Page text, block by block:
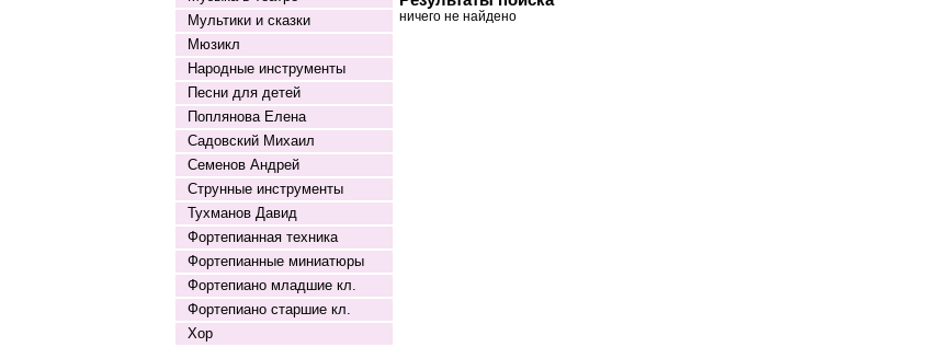
Мультики и сказки
Мюзикл
Народные инструменты
Песни для детей
Поплянова Елена
Садовский Михаил
Семенов Андрей
Струнные инструменты
Тухманов Давид
Фортепианная техника
Фортепианные миниатюры
Фортепиано младшие кл.
Фортепиано старшие кл.
Хор
ничего не найдено